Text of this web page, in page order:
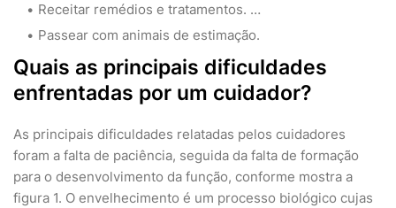
Receitar remédios e tratamentos. …
Passear com animais de estimação.
Quais as principais dificuldades
enfrentadas por um cuidador?
As principais dificuldades relatadas pelos cuidadores
foram a falta de paciência, seguida da falta de formação
para o desenvolvimento da função, conforme mostra a
figura 1. O envelhecimento é um processo biológico cujas